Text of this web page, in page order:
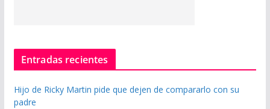
Entradas recientes
Hijo de Ricky Martin pide que dejen de compararlo con su
padre